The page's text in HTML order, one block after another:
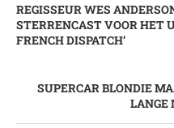
REGISSEUR WES
STERRENCAST VOOR HET
FRENCH DISPATCH’
SUPERCAR BLONDIE
LANGE